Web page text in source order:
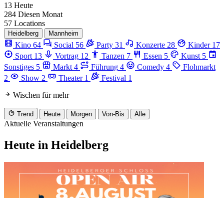
13 Heute
284 Diesen Monat
57 Locations
Heidelberg Mannheim
Kino 64 Social 56 Party 31 Konzerte 28 Kinder 17
Sport 13 Vortrag 12 Tanzen 7 Essen 5 Kunst 5
Sonstiges 5 Markt 4 Führung 4 Comedy 4
Flohmarkt
2
Show 2 Theater 1 Festival 1
Wischen für mehr
Trend Heute Morgen Von-Bis Alle
Aktuelle Veranstaltungen
Heute in Heidelberg